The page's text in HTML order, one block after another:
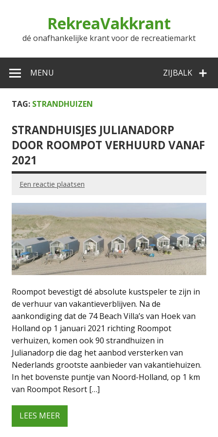
RekreaVakkrant
dé onafhankelijke krant voor de recreatiemarkt
ZIJBALK
MENU
TAG: STRANDHUIZEN
STRANDHUISJES JULIANADORP
DOOR ROOMPOT VERHUURD VANAF
2021
Een reactie plaatsen
Roompot bevestigt dé absolute kustspeler te zijn in
de verhuur van vakantieverblijven. Na de
aankondiging dat de 74 Beach Villa’s van Hoek van
Holland op 1 januari 2021 richting Roompot
verhuizen, komen ook 90 strandhuizen in
Julianadorp die dag het aanbod versterken van
Nederlands grootste aanbieder van vakantiehuizen.
In het bovenste puntje van Noord-Holland, op 1 km
van Roompot Resort […]
LEES MEER